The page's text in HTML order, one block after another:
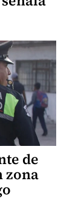
de
zona